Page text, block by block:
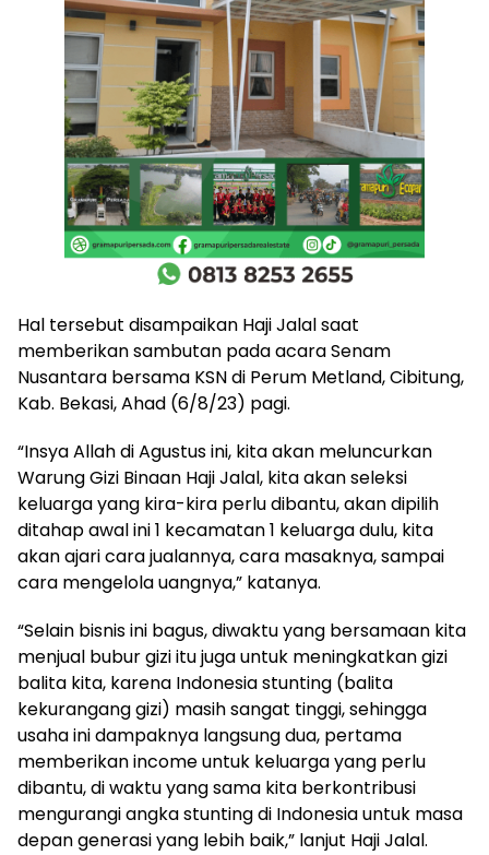
Hal tersebut disampaikan Haji Jalal saat
memberikan sambutan pada acara Senam
Nusantara bersama KSN di Perum Metland, Cibitung,
Kab. Bekasi, Ahad (6/8/23) pagi.
“Insya Allah di Agustus ini, kita akan meluncurkan
Warung Gizi Binaan Haji Jalal, kita akan seleksi
keluarga yang kira-kira perlu dibantu, akan dipilih
ditahap awal ini 1 kecamatan 1 keluarga dulu, kita
akan ajari cara jualannya, cara masaknya, sampai
cara mengelola uangnya,” katanya.
“Selain bisnis ini bagus, diwaktu yang bersamaan kita
menjual bubur gizi itu juga untuk meningkatkan gizi
balita kita, karena Indonesia stunting (balita
kekurangang gizi) masih sangat tinggi, sehingga
usaha ini dampaknya langsung dua, pertama
memberikan income untuk keluarga yang perlu
dibantu, di waktu yang sama kita berkontribusi
mengurangi angka stunting di Indonesia untuk masa
depan generasi yang lebih baik,” lanjut Haji Jalal.